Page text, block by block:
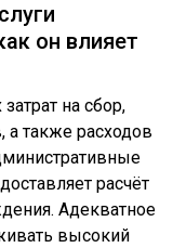
он влияет
на сбор,
а также расходов
расчёт
Адекватное
высокий